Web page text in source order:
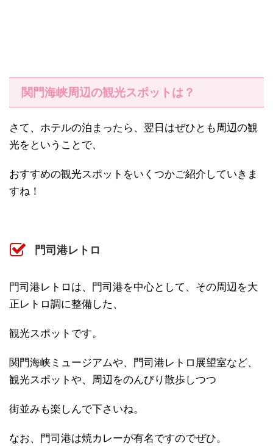
関門海峡周辺の観光スポットは？
さて、ホテルの泊まったら、翌日はぜひとも周辺の観
光をということで、
おすすめの観光スポットをいくつかご紹介していきま
すね！
門司港レトロ
門司港レトロは、門司港を中心として、その周辺を大
正レトロ調に整備した、
観光スポットです。
関門海峡ミュージアムや、門司港レトロ展望室など、
観光スポットや、周辺をのんびり散歩しつつ
街並みも楽しんで下さいね。
なお、門司港は焼カレーが有名ですのでぜひ。